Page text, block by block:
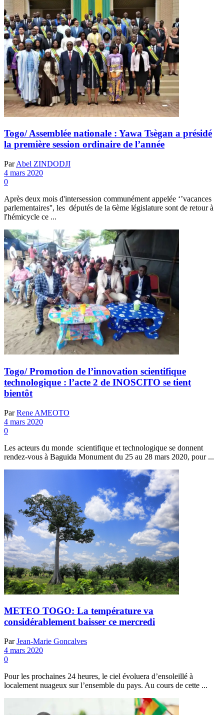
Togo/ Assemblée nationale : Yawa Tsègan a présidé
la première session ordinaire de l’année
Par Abel ZINDODJI
4 mars 2020
0
Après deux mois d'intersession communément appelée ‘’vacances
parlementaires'', les députés de la 6ème législature sont de retour à
l'hémicycle ce ...
Togo/ Promotion de l’innovation scientifique
technologique : l’acte 2 de INOSCITO se tient
bientôt
Par Rene AMEOTO
4 mars 2020
0
Les acteurs du monde scientifique et technologique se donnent
rendez-vous à Baguida Monument du 25 au 28 mars 2020, pour ...
METEO TOGO: La température va
considérablement baisser ce mercredi
Par Jean-Marie Goncalves
4 mars 2020
0
Pour les prochaines 24 heures, le ciel évoluera d’ensoleillé à
localement nuageux sur l’ensemble du pays. Au cours de cette ...